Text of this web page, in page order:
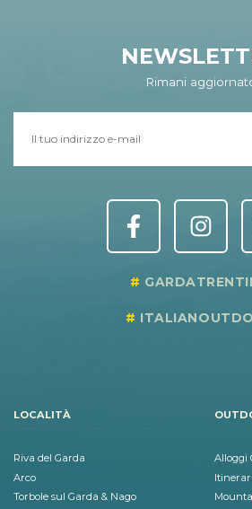
Rimani
LOCALITÀ
Riva del Garda
Arco
Torbole sul Garda & Nago
Alloggi
Itinerari